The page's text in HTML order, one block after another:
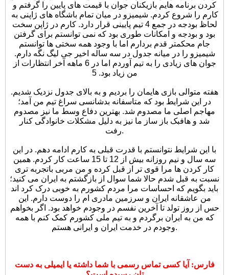
کردن برنامه هایم بازیکنان جوان با قیمت های پایین را گرفتم و
کارم را شروع کردم. شیمیزو در میان تمام باشگاه های ژاپنی به
لحاظ بودجه در جمع 4 تیم پایینی قرار دارد. کارم در ژاپن سخت
بود و بودجه و امکانات طوری بود که نمی توانستم برای گرفتن
جام محکمتر قدم بردارم اما با وجود همه سختی ها توانستم
شیمیزو را در میانه جدول در سه ساله اخیر جی لیگ نگه دارم.
جوان های زیادی را به تیم آوردم اما در 6 ماهه آخر انتظارات از
من زیاد بود. 5
هفته متوالی بازی هایمان را بردیم و به بالای جدول نزدیک شدیم.
در این شرایط بود که متاسفانه بدشانسی سراغ تیم من آمد؛
مهاجم اصلی ما مصدوم شد. بهترین دفاع وسط ما نیز مصدوم
شد و هافبک باز ساز ما نیز به دلیل مشکلات خانوادگی کنار
رفت.
با این شرایط نتوانستم با قدرت قبلی به کارم ادامه دهم. در این
سه سال و نیم روزانه بیش از 12 تا 15 ساعت کار کردم. همین
کار کردن ها مرا قوی تر از قبل کرده و من مربی باتجربه تری
نسبت به قبل شدم حالا شما سوال از بازگشتم به ایران می کنید؛
باید بگویم که احساسات مرا مردم کشورم به خوبی درک کرد اند
من عاشقانه ایران و سرزمین مادری ام را دوست دارم. این
حس از روز تولد تا آخرین نفسم در وجودم خواهد بود. اگر بخواهم
که من به ایران برگردم و به تیم ملی کشورم کمک کنم با همه
وجودم در خدمت ایران و ایرانی هستم.
فارس: آیا کسی تماس رسمی با شما داشته یا ایمیلی به دست